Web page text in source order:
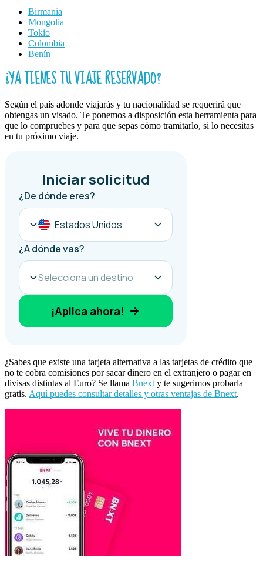
Birmania
Mongolia
Tokio
Colombia
Benín
¿YA TIENES TU VIAJE RESERVADO?
Según el país adonde viajarás y tu nacionalidad se requerirá que
obtengas un visado. Te ponemos a disposición esta herramienta para
que lo compruebes y para que sepas cómo tramitarlo, si lo necesitas
en tu próximo viaje.
¿Sabes que existe una tarjeta alternativa a las tarjetas de crédito que
no te cobra comisiones por sacar dinero en el extranjero o pagar en
divisas distintas al Euro? Se llama Bnext y te sugerimos probarla
gratis. Aquí puedes consultar detalles y otras ventajas de Bnext.